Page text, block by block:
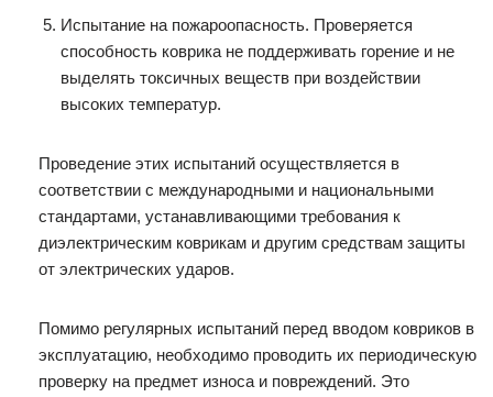
Испытание на пожароопасность. Проверяется
способность коврика не поддерживать горение и не
выделять токсичных веществ при воздействии
высоких температур.
Проведение этих испытаний осуществляется в
соответствии с международными и национальными
стандартами, устанавливающими требования к
диэлектрическим коврикам и другим средствам защиты
от электрических ударов.
Помимо регулярных испытаний перед вводом ковриков в
эксплуатацию, необходимо проводить их периодическую
проверку на предмет износа и повреждений. Это